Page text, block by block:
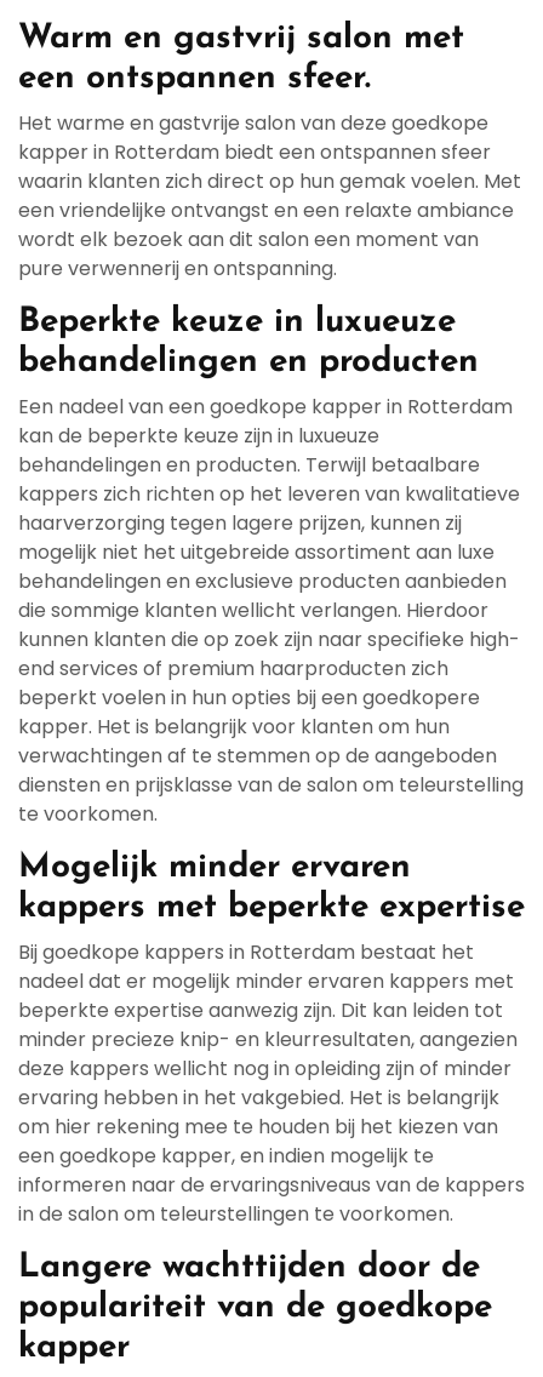
Warm en gastvrij salon met
een ontspannen sfeer.
Het warme en gastvrije salon van deze goedkope
kapper in Rotterdam biedt een ontspannen sfeer
waarin klanten zich direct op hun gemak voelen. Met
een vriendelijke ontvangst en een relaxte ambiance
wordt elk bezoek aan dit salon een moment van
pure verwennerij en ontspanning.
Beperkte keuze in luxueuze
behandelingen en producten
Een nadeel van een goedkope kapper in Rotterdam
kan de beperkte keuze zijn in luxueuze
behandelingen en producten. Terwijl betaalbare
kappers zich richten op het leveren van kwalitatieve
haarverzorging tegen lagere prijzen, kunnen zij
mogelijk niet het uitgebreide assortiment aan luxe
behandelingen en exclusieve producten aanbieden
die sommige klanten wellicht verlangen. Hierdoor
kunnen klanten die op zoek zijn naar specifieke high-
end services of premium haarproducten zich
beperkt voelen in hun opties bij een goedkopere
kapper. Het is belangrijk voor klanten om hun
verwachtingen af te stemmen op de aangeboden
diensten en prijsklasse van de salon om teleurstelling
te voorkomen.
Mogelijk minder ervaren
kappers met beperkte expertise
Bij goedkope kappers in Rotterdam bestaat het
nadeel dat er mogelijk minder ervaren kappers met
beperkte expertise aanwezig zijn. Dit kan leiden tot
minder precieze knip- en kleurresultaten, aangezien
deze kappers wellicht nog in opleiding zijn of minder
ervaring hebben in het vakgebied. Het is belangrijk
om hier rekening mee te houden bij het kiezen van
een goedkope kapper, en indien mogelijk te
informeren naar de ervaringsniveaus van de kappers
in de salon om teleurstellingen te voorkomen.
Langere wachttijden door de
populariteit van de goedkope
kapper